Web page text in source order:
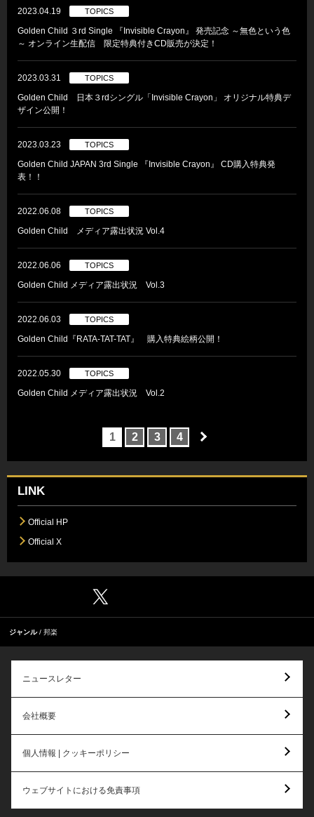
2023.04.19 TOPICS
Golden Child ３rd Single 『Invisible Crayon』 発売記念 ～無色という色
～ オンライン生配信 限定特典付きCD販売が決定！
2023.03.31 TOPICS
Golden Child 日本３rdシングル「Invisible Crayon」 オリジナル特典デ
ザイン公開！
2023.03.23 TOPICS
Golden Child JAPAN 3rd Single 『Invisible Crayon』 CD購入特典発
表！！
2022.06.08 TOPICS
Golden Child メディア露出状況 Vol.4
2022.06.06 TOPICS
Golden Child メディア露出状況 Vol.3
2022.06.03 TOPICS
Golden Child『RATA-TAT-TAT』 購入特典絵柄公開！
2022.05.30 TOPICS
Golden Child メディア露出状況 Vol.2
1 2 3 4
LINK
Official HP
Official X
ジャンル 邦楽
ニュースレター
会社概要
個人情報 | クッキーポリシー
ウェブサイトにおける免責事項